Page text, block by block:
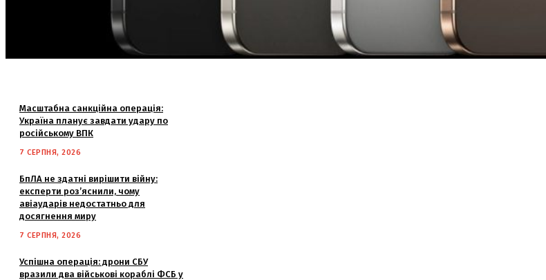
Масштабна санкційна операція:
Україна планує завдати удару по
російському ВПК
7 СЕРПНЯ, 2026
БпЛА не здатні вирішити війну:
експерти роз’яснили, чому
авіаударів недостатньо для
досягнення миру
7 СЕРПНЯ, 2026
Успішна операція: дрони СБУ
вразили два військові кораблі ФСБ у